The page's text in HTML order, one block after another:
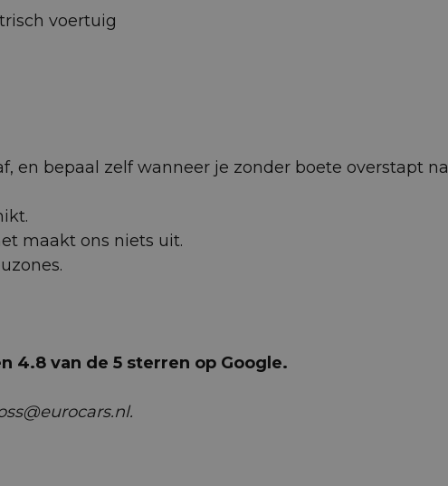
voertuig
en bepaal zelf wanneer je zonder boete overstapt
maakt ons niets uit.
4.8 van de 5 sterren op Google.